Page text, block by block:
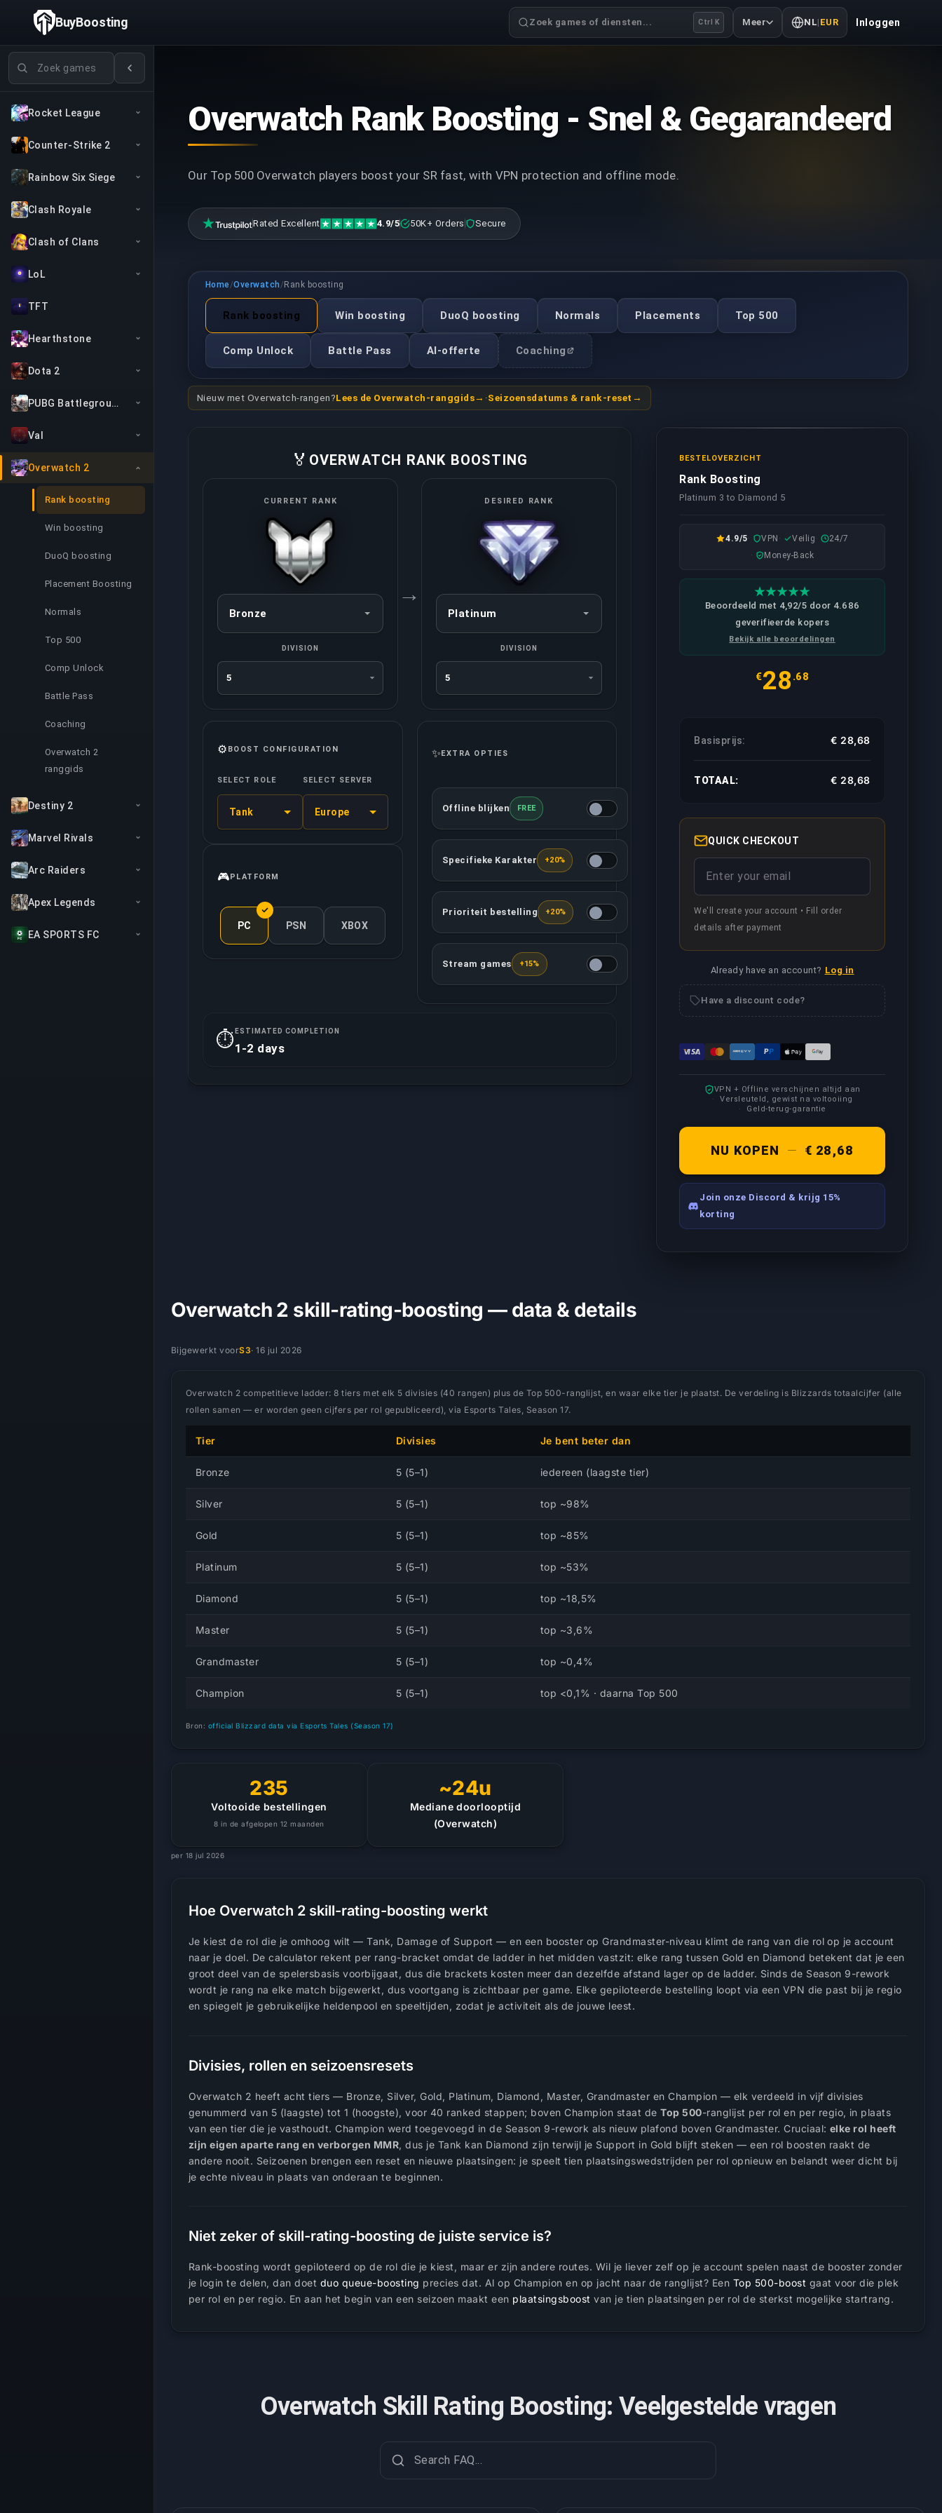
Games zoeken
Rocket League
Counter-Strike 2
Rainbow Six Siege
Clash Royale
Clash of Clans
LoL
TFT
Hearthstone
Dota 2
PUBG Battlegrounds
Val
Overwatch 2
Rank boosting
Win boosting
DuoQ boosting
Placement Boosting
Normals
Top 500
Comp Unlock
Battle Pass
Coaching
Overwatch 2
ranggids
Destiny 2
Marvel Rivals
Arc Raiders
Apex Legends
EA SPORTS FC
BuyBoosting Zoek games of diensten... Ctrl K Meer NL| EUR Inloggen
Overwatch Rank Boosting - Snel & Gegarandeerd
Our Top 500 Overwatch players boost your SR fast, with VPN protection and offline mode.
Rated Excellent 4.9/5 50K+ Orders Secure
Home /Overwatch/ Rank boosting
Rank boosting Win boosting DuoQ boosting Normals Placements Top 500
Comp Unlock Battle Pass AI-offerte Coaching
Nieuw met Overwatch-rangen?Lees de Overwatch-ranggids ·Seizoensdatums & rank-reset
🏅 OVERWATCH RANK BOOSTING
CURRENT RANK
DIVISION
→
DESIRED RANK
DIVISION
⚙️ BOOST CONFIGURATION
SELECT ROLE
Tank
SELECT SERVER
Europe
🎮PLATFORM
PC PSN XBOX
✨EXTRA OPTIES
Deze optie zorgt ervoor dat jouw account offline staat in de chat, zo kunnen jouw vrienden
Offline blijken FREE
Jij mag beslissen welke karakters jouw toegewezen booster zal spelen terwijl hij jouw account
Specifieke Karakter +20%
Deze optie voorziet dat jouw bestelling met hoge prioriteit zal behandeld worden, dus
Prioriteit bestelling +20%
Jouw toegewezen booster zal alle games recorden/live streamen, afhankelijk van jouw
Stream games +15%
⏱️ ESTIMATED COMPLETION
1-2 days
BESTELOVERZICHT
Rank Boosting
Platinum 3 to Diamond 5
4.9/5 VPN Veilig
24/7
Money-Back
Beoordeeld met 4,92/5 door 4.686
geverifieerde kopers
Bekijk alle beoordelingen
€28 .68
Basisprijs: € 28,68
TOTAAL: € 28,68
QUICK CHECKOUT
We'll create your account • Fill order
details after payment
Already have an account? Log in
Have a discount code?
VPN + Offline verschijnen altijd aan
Versleuteld, gewist na voltooiing
Geld-terug-garantie
NU KOPEN — € 28,68
Join onze Discord & krijg 15%
korting
Overwatch 2 skill-rating-boosting — data & details
Bijgewerkt voorS3·16 jul 2026
Overwatch 2 competitieve ladder: 8 tiers met elk 5 divisies (40 rangen) plus de Top 500-ranglijst, en waar elke tier je plaatst. De verdeling is Blizzards totaalcijfer (alle
rollen samen — er worden geen cijfers per rol gepubliceerd), via Esports Tales, Season 17.
Tier Divisies Je bent beter dan
Bronze 5 (5–1) iedereen (laagste tier)
Silver 5 (5–1) top ~98%
Gold 5 (5–1) top ~85%
Platinum 5 (5–1) top ~53%
Diamond 5 (5–1) top ~18,5%
Master 5 (5–1) top ~3,6%
Grandmaster 5 (5–1) top ~0,4%
Champion 5 (5–1) top <0,1% · daarna Top 500
Bron: official Blizzard data via Esports Tales (Season 17)
235
Voltooide bestellingen
8 in de afgelopen 12 maanden
~24u
Mediane doorlooptijd
(Overwatch)
per 18 jul 2026
Hoe Overwatch 2 skill-rating-boosting werkt
Je kiest de rol die je omhoog wilt — Tank, Damage of Support — en een booster op Grandmaster-niveau klimt de rang van die rol op je account
naar je doel. De calculator rekent per rang-bracket omdat de ladder in het midden vastzit: elke rang tussen Gold en Diamond betekent dat je een
groot deel van de spelersbasis voorbijgaat, dus die brackets kosten meer dan dezelfde afstand lager op de ladder. Sinds de Season 9-rework
wordt je rang na elke match bijgewerkt, dus voortgang is zichtbaar per game. Elke gepiloteerde bestelling loopt via een VPN die past bij je regio
en spiegelt je gebruikelijke heldenpool en speeltijden, zodat je activiteit als de jouwe leest.
Divisies, rollen en seizoensresets
Overwatch 2 heeft acht tiers — Bronze, Silver, Gold, Platinum, Diamond, Master, Grandmaster en Champion — elk verdeeld in vijf divisies
genummerd van 5 (laagste) tot 1 (hoogste), voor 40 ranked stappen; boven Champion staat deTop 500-ranglijst per rol en per regio, in plaats
van een tier die je vasthoudt. Champion werd toegevoegd in de Season 9-rework als nieuw plafond boven Grandmaster. Cruciaal: elke rol heeft
zijn eigen aparte rang en verborgen MMR, dus je Tank kan Diamond zijn terwijl je Support in Gold blijft steken — een rol boosten raakt de
andere nooit. Seizoenen brengen een reset en nieuwe plaatsingen: je speelt tien plaatsingswedstrijden per rol opnieuw en belandt weer dicht bij
je echte niveau in plaats van onderaan te beginnen.
Niet zeker of skill-rating-boosting de juiste service is?
Rank-boosting wordt gepiloteerd op de rol die je kiest, maar er zijn andere routes. Wil je liever zelf op je account spelen naast de booster zonder
je login te delen, dan doet duo queue-boosting precies dat. Al op Champion en op jacht naar de ranglijst? Een Top 500-boost gaat voor die plek
per rol en per regio. En aan het begin van een seizoen maakt een plaatsingsboost van je tien plaatsingen per rol de sterkst mogelijke startrang.
Overwatch Skill Rating Boosting: Veelgestelde vragen